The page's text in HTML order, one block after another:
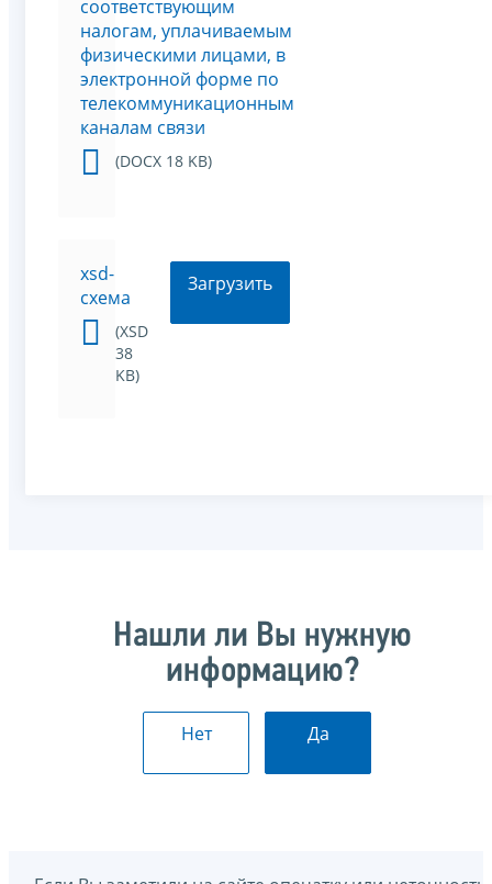
соответствующим
налогам, уплачиваемым
физическими лицами, в
электронной форме по
телекоммуникационным
каналам связи
(DOCX 18 KB)
xsd-
схема
(XSD
38
KB)
Загрузить
Нашли ли Вы нужную
информацию?
Нет Да